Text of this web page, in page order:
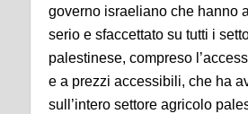
governo israeliano che hanno
serio e sfaccettato su tutti i
palestinese, compreso
e a prezzi accessibili, che ha
sull’intero settore agricolo